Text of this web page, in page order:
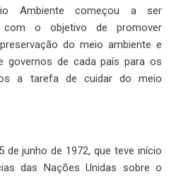
Ambiente começou a ser
com o objetivo de promover
do meio ambiente e
governos de cada país para os
a tarefa de cuidar do meio
de junho de 1972, que teve início
das Nações Unidas sobre o